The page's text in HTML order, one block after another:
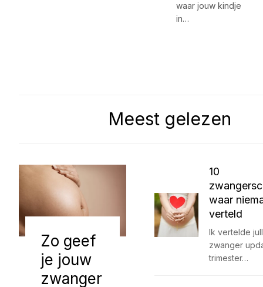
waar jouw kindje
in…
Meest gelezen
Zo geef
je jouw
zwanger
10
waar
verteld
Ik vertelde
zwanger
trimester…